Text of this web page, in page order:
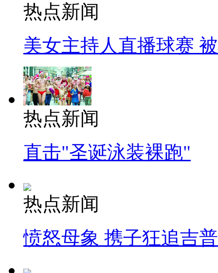
热点新闻
美女主持人直播球赛
热点新闻
直击"圣诞泳装裸跑"
热点新闻
愤怒母象 携子狂追吉